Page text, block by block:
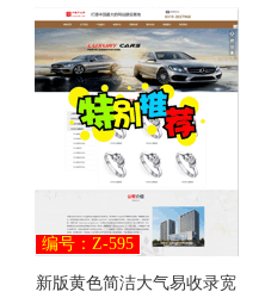
编号：Z-595
新版黄色简洁大气易收录宽